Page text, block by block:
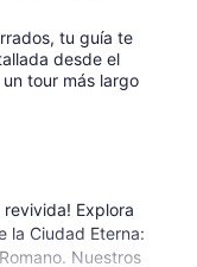
tu guía te
desde el
tour más largo
revivida! Explora
la Ciudad Eterna:
Nuestros